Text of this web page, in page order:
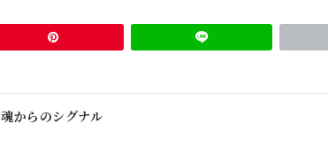
魂からのシグナル